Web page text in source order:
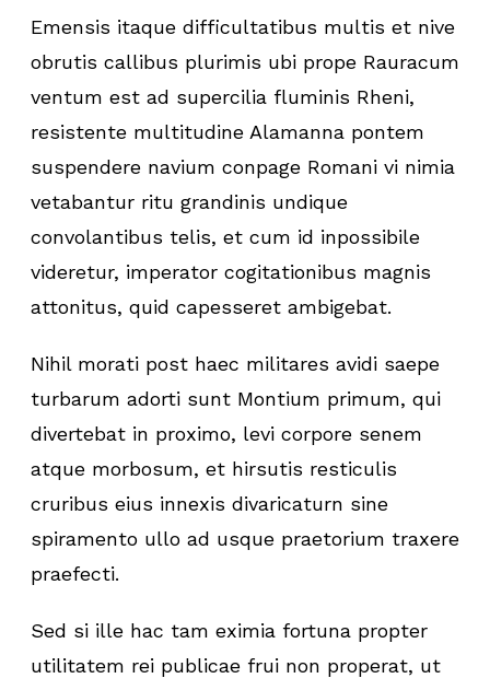
Emensis itaque difficultatibus multis et nive
obrutis callibus plurimis ubi prope Rauracum
ventum est ad supercilia fluminis Rheni,
resistente multitudine Alamanna pontem
suspendere navium conpage Romani vi nimia
vetabantur ritu grandinis undique
convolantibus telis, et cum id inpossibile
videretur, imperator cogitationibus magnis
attonitus, quid capesseret ambigebat.
Nihil morati post haec militares avidi saepe
turbarum adorti sunt Montium primum, qui
divertebat in proximo, levi corpore senem
atque morbosum, et hirsutis resticulis
cruribus eius innexis divaricaturn sine
spiramento ullo ad usque praetorium traxere
praefecti.
Sed si ille hac tam eximia fortuna propter
utilitatem rei publicae frui non properat, ut